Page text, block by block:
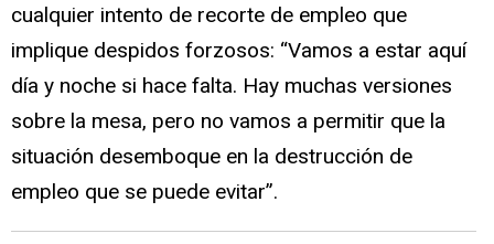
cualquier intento de recorte de empleo que
implique despidos forzosos: “Vamos a estar aquí
día y noche si hace falta. Hay muchas versiones
sobre la mesa, pero no vamos a permitir que la
situación desemboque en la destrucción de
empleo que se puede evitar”.